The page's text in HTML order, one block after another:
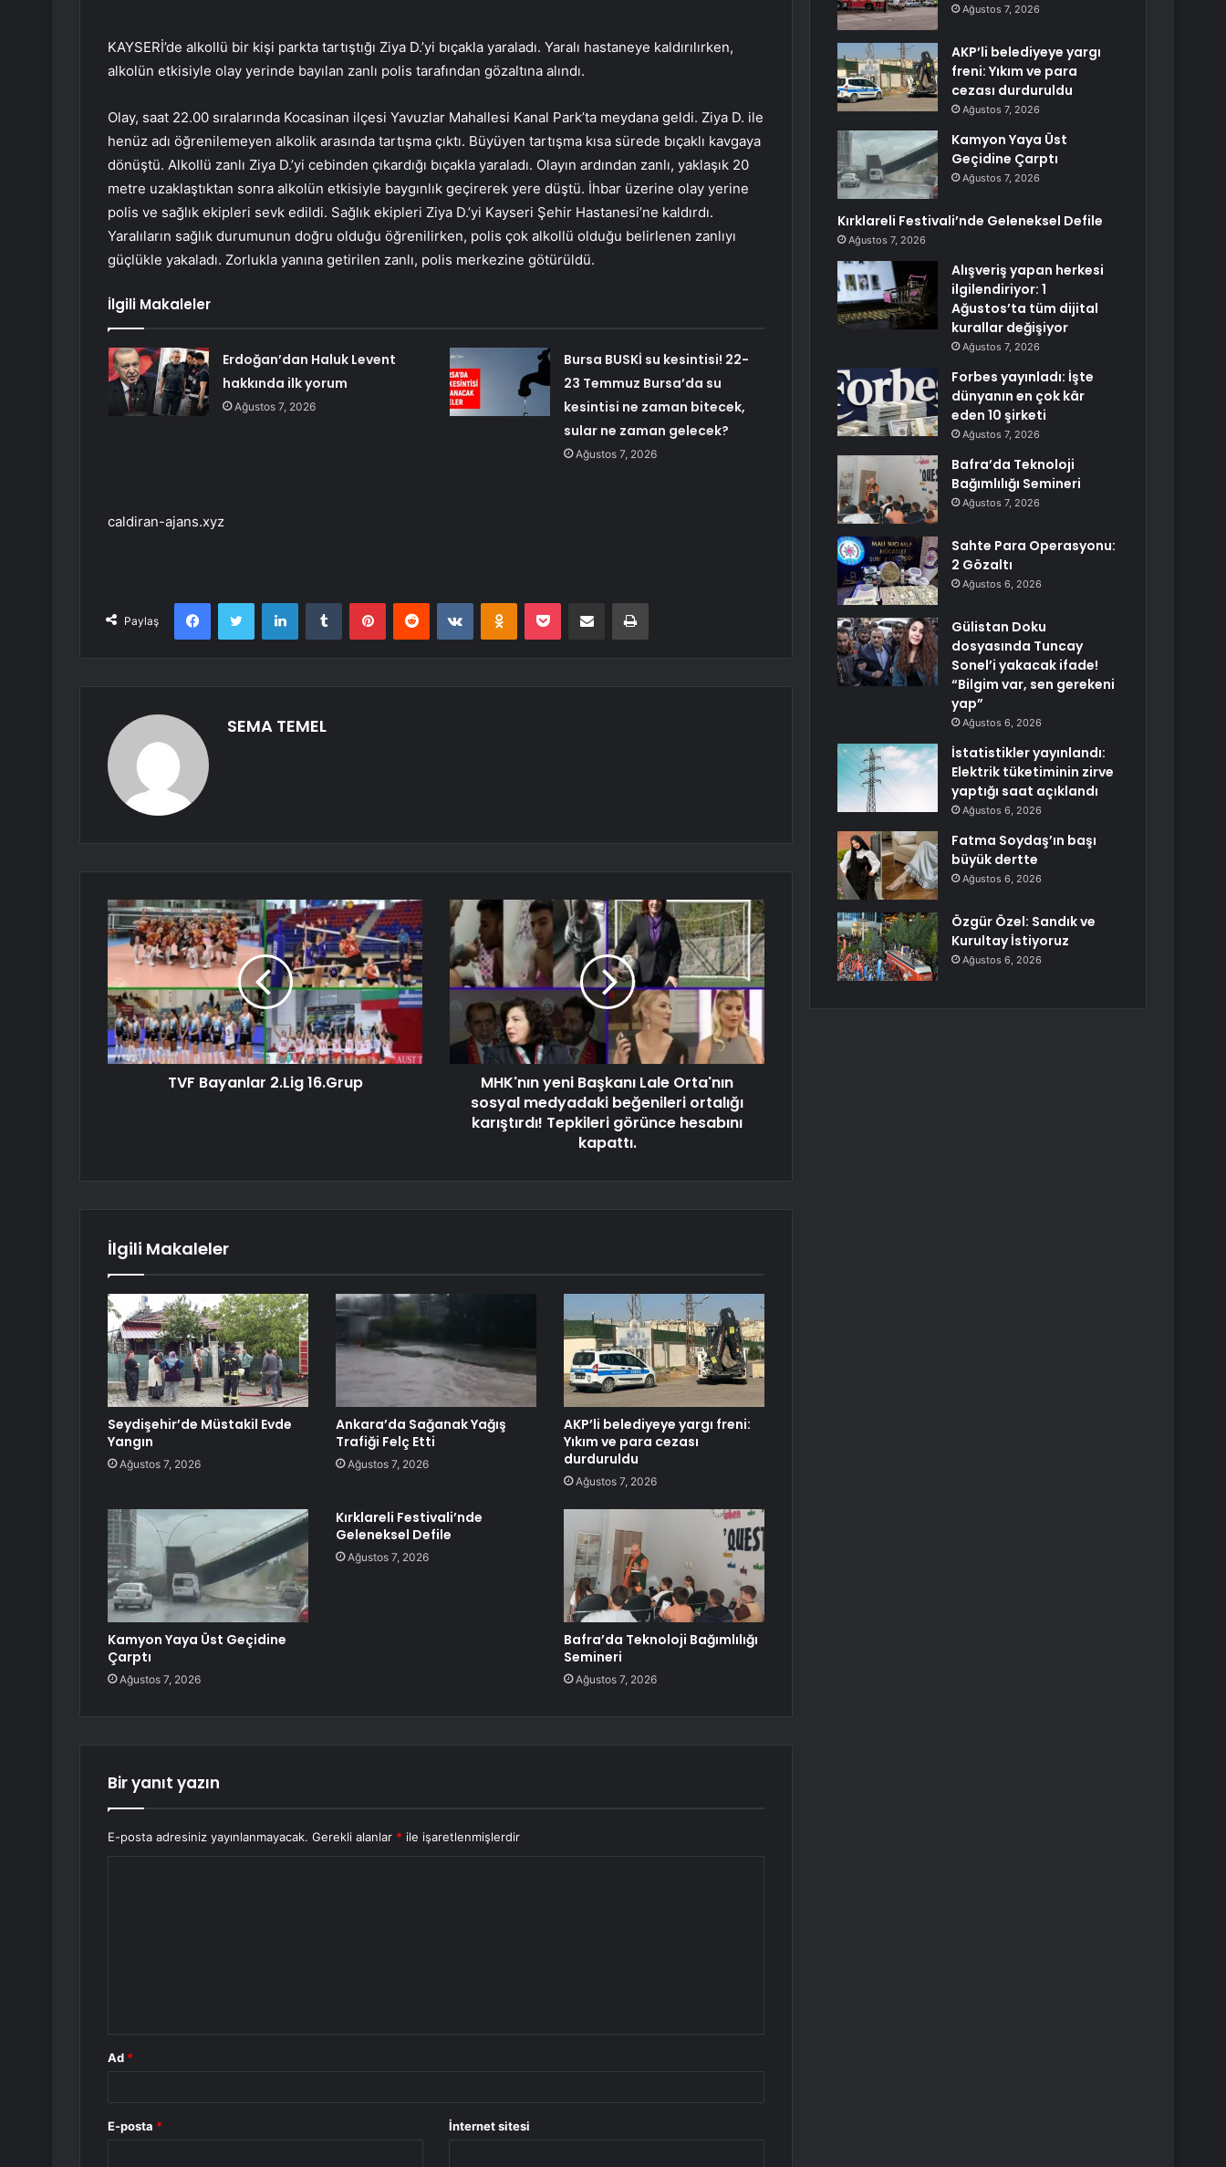
KAYSERİ’de alkollü bir kişi parkta tartıştığı Ziya D.’yi bıçakla yaraladı. Yaralı hastaneye kaldırılırken,
alkolün etkisiyle olay yerinde bayılan zanlı polis tarafından gözaltına alındı.
Olay, saat 22.00 sıralarında Kocasinan ilçesi Yavuzlar Mahallesi Kanal Park’ta meydana geldi. Ziya D. ile
henüz adı öğrenilemeyen alkolik arasında tartışma çıktı. Büyüyen tartışma kısa sürede bıçaklı kavgaya
dönüştü. Alkollü zanlı Ziya D.’yi cebinden çıkardığı bıçakla yaraladı. Olayın ardından zanlı, yaklaşık 20
metre uzaklaştıktan sonra alkolün etkisiyle baygınlık geçirerek yere düştü. İhbar üzerine olay yerine
polis ve sağlık ekipleri sevk edildi. Sağlık ekipleri Ziya D.’yi Kayseri Şehir Hastanesi’ne kaldırdı.
Yaralıların sağlık durumunun doğru olduğu öğrenilirken, polis çok alkollü olduğu belirlenen zanlıyı
güçlükle yakaladı. Zorlukla yanına getirilen zanlı, polis merkezine götürüldü.
İlgili Makaleler
Erdoğan’dan Haluk Levent
hakkında ilk yorum
Ağustos 7, 2026
Bursa BUSKİ su kesintisi! 22-
23 Temmuz Bursa’da su
kesintisi ne zaman bitecek,
sular ne zaman gelecek?
Ağustos 7, 2026
caldiran-ajans.xyz
Paylaş
FacebookTwitter LinkedInTumblr PinterestReddit VKontakteOdnoklassniki
Pocket E-Posta ile paylaş Yazdır
SEMA TEMEL
TVF Bayanlar 2.Lig 16.Grup
MHK'nın yeni Başkanı Lale Orta'nın
sosyal medyadaki beğenileri ortalığı
karıştırdı! Tepkileri görünce hesabını
kapattı.
İlgili Makaleler
Seydişehir’de Müstakil Evde
Yangın
Ağustos 7, 2026
Ankara’da Sağanak Yağış
Trafiği Felç Etti
Ağustos 7, 2026
AKP’li belediyeye yargı freni:
Yıkım ve para cezası
durduruldu
Ağustos 7, 2026
Kamyon Yaya Üst Geçidine
Çarptı
Ağustos 7, 2026
Kırklareli Festivali’nde
Geleneksel Defile
Ağustos 7, 2026
Bafra’da Teknoloji Bağımlılığı
Semineri
Ağustos 7, 2026
Bir yanıt yazın
E-posta adresiniz yayınlanmayacak. Gerekli alanlar * ile işaretlenmişlerdir
Ad *
E-posta * İnternet sitesi
Ağustos 7, 2026
AKP’li belediyeye yargı
freni: Yıkım ve para
cezası durduruldu
Ağustos 7, 2026
Kamyon Yaya Üst
Geçidine Çarptı
Ağustos 7, 2026
Kırklareli Festivali’nde Geleneksel Defile
Ağustos 7, 2026
Alışveriş yapan herkesi
ilgilendiriyor: 1
Ağustos’ta tüm dijital
kurallar değişiyor
Ağustos 7, 2026
Forbes yayınladı: İşte
dünyanın en çok kâr
eden 10 şirketi
Ağustos 7, 2026
Bafra’da Teknoloji
Bağımlılığı Semineri
Ağustos 7, 2026
Sahte Para Operasyonu:
2 Gözaltı
Ağustos 6, 2026
Gülistan Doku
dosyasında Tuncay
Sonel’i yakacak ifade!
“Bilgim var, sen gerekeni
yap”
Ağustos 6, 2026
İstatistikler yayınlandı:
Elektrik tüketiminin zirve
yaptığı saat açıklandı
Ağustos 6, 2026
Fatma Soydaş’ın başı
büyük dertte
Ağustos 6, 2026
Özgür Özel: Sandık ve
Kurultay İstiyoruz
Ağustos 6, 2026